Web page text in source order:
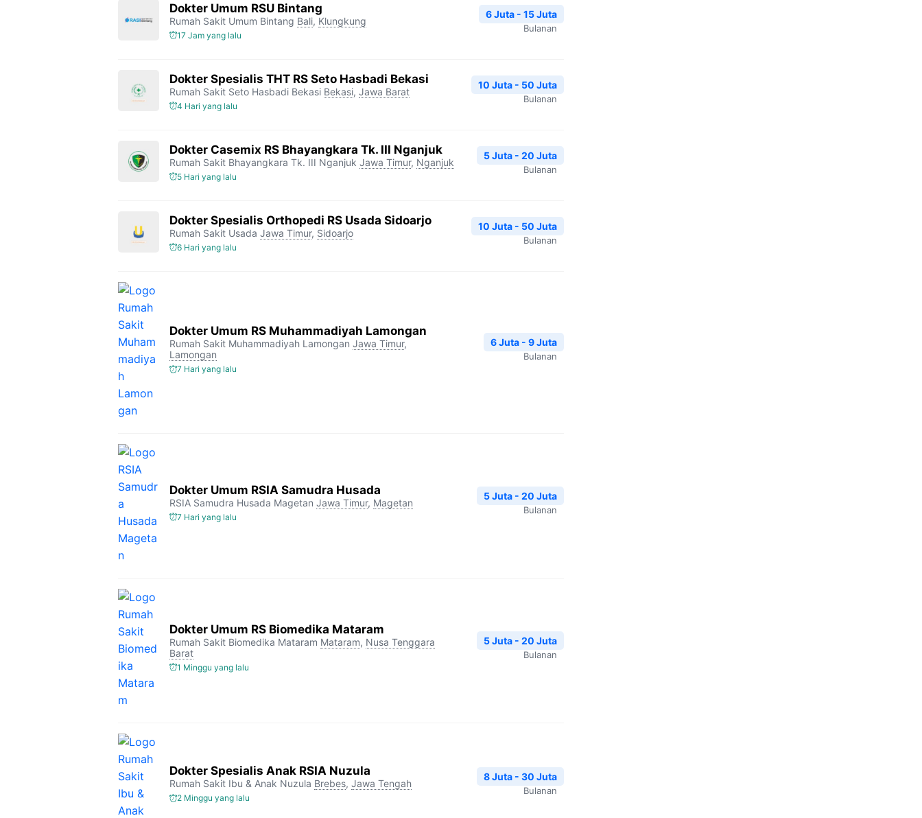
Dokter Umum RSU Bintang
Rumah Sakit Umum Bintang Bali, Klungkung
17 Jam yang lalu
6 Juta - 15 Juta
Bulanan
Dokter Spesialis THT RS Seto Hasbadi Bekasi
Rumah Sakit Seto Hasbadi Bekasi Bekasi, Jawa Barat
4 Hari yang lalu
10 Juta - 50 Juta
Bulanan
Dokter Casemix RS Bhayangkara Tk. III Nganjuk
Rumah Sakit Bhayangkara Tk. III Nganjuk Jawa Timur, Nganjuk
5 Hari yang lalu
5 Juta - 20 Juta
Bulanan
Dokter Spesialis Orthopedi RS Usada Sidoarjo
Rumah Sakit Usada Jawa Timur, Sidoarjo
6 Hari yang lalu
10 Juta - 50 Juta
Bulanan
Dokter Umum RS Muhammadiyah Lamongan
Rumah Sakit Muhammadiyah Lamongan Jawa Timur,
Lamongan
7 Hari yang lalu
6 Juta - 9 Juta
Bulanan
Dokter Umum RSIA Samudra Husada
RSIA Samudra Husada Magetan Jawa Timur, Magetan
7 Hari yang lalu
5 Juta - 20 Juta
Bulanan
Dokter Umum RS Biomedika Mataram
Rumah Sakit Biomedika Mataram Mataram, Nusa Tenggara
Barat
1 Minggu yang lalu
5 Juta - 20 Juta
Bulanan
Dokter Spesialis Anak RSIA Nuzula
Rumah Sakit Ibu & Anak Nuzula Brebes, Jawa Tengah
2 Minggu yang lalu
8 Juta - 30 Juta
Bulanan